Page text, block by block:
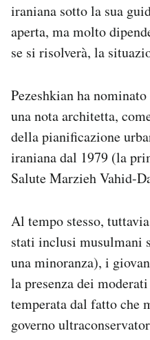
iraniana sotto la sua
aperta, ma molto
se si risolverà, la
Pezeshkian ha nominato
una nota architetta,
della pianificazione
iraniana dal 1979 (la
Salute Marzieh Vahid-
Al tempo stesso,
stati inclusi musulmani
una minoranza), i
la presenza dei
temperata dal fatto
governo